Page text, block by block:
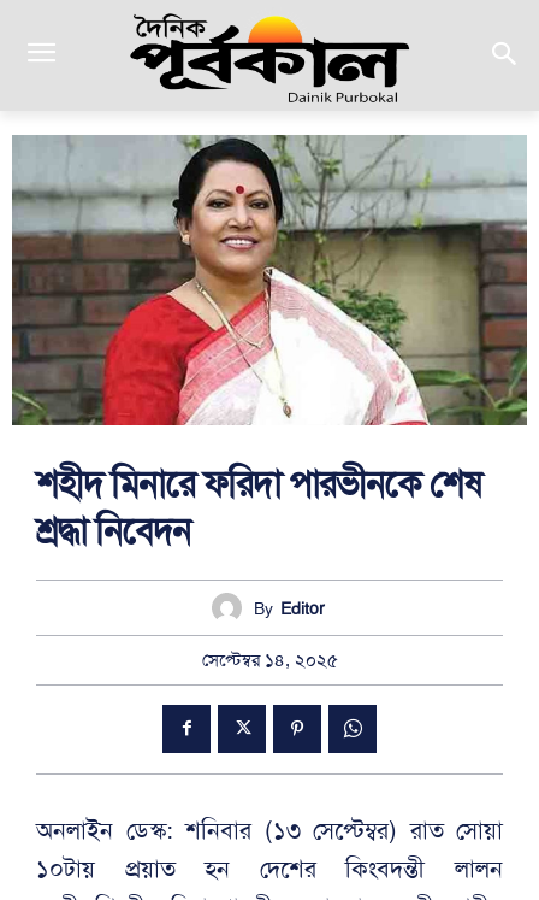
শহীদ মিনারে ফরিদা পারভীনকে শেষ
শ্রদ্ধা নিবেদন
By Editor
সেপ্টেম্বর ১৪, ২০২৫
অনলাইন ডেস্ক: শনিবার (১৩ সেপ্টেম্বর) রাত সোয়া
১০টায় প্রয়াত হন দেশের কিংবদন্তী লালন